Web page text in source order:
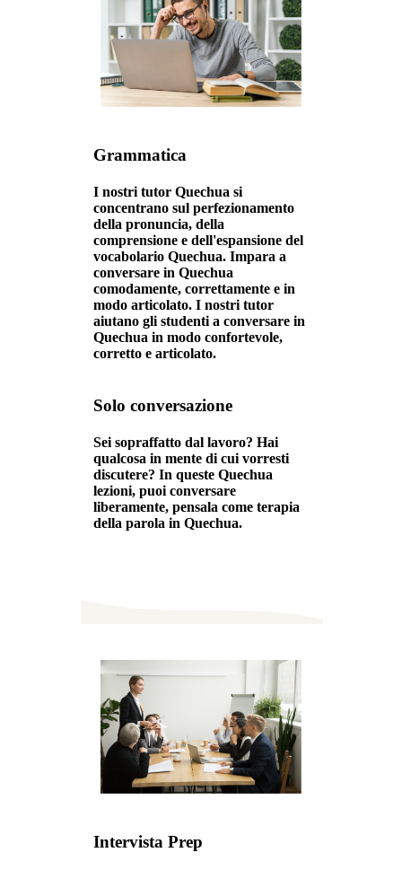
Grammatica
I nostri tutor Quechua si
concentrano sul perfezionamento
della pronuncia, della
comprensione e dell'espansione del
vocabolario Quechua. Impara a
conversare in Quechua
comodamente, correttamente e in
modo articolato. I nostri tutor
aiutano gli studenti a conversare in
Quechua in modo confortevole,
corretto e articolato.
Solo conversazione
Sei sopraffatto dal lavoro? Hai
qualcosa in mente di cui vorresti
discutere? In queste Quechua
lezioni, puoi conversare
liberamente, pensala come terapia
della parola in Quechua.
Intervista Prep